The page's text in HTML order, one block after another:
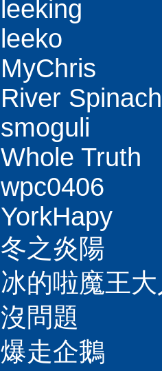
leeking
leeko
MyChris
River Spinach
smoguli
Whole Truth
wpc0406
YorkHapy
冬之炎陽
冰的啦魔王
沒問題
爆走企鵝